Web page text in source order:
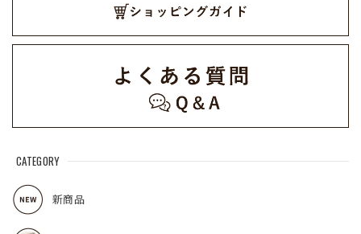
CATEGORY
新商品